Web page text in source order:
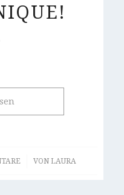
VON LAURA